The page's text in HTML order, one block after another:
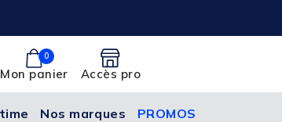
0
Mon panier Accès pro
Nos marques PROMOS